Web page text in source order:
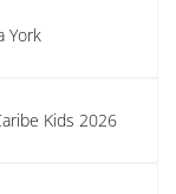
York
Kids 2026